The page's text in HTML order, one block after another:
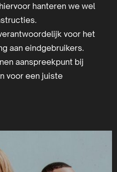
hanteren we wel
voor het
aan eindgebruikers.
aanspreekpunt bij
voor een juiste